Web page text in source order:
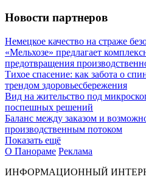
Новости партнеров
Немецкое качество на страже
«Мельхозе» предлагает
предотвращения
Тихое спасение: как забота о
трендом здоровьесбережения
Вид на жительство под
поспешных решений
Баланс между заказом и
производственным потоком
Показать ещё
О Панораме Реклама
ИНФОРМАЦИОННЫЙ